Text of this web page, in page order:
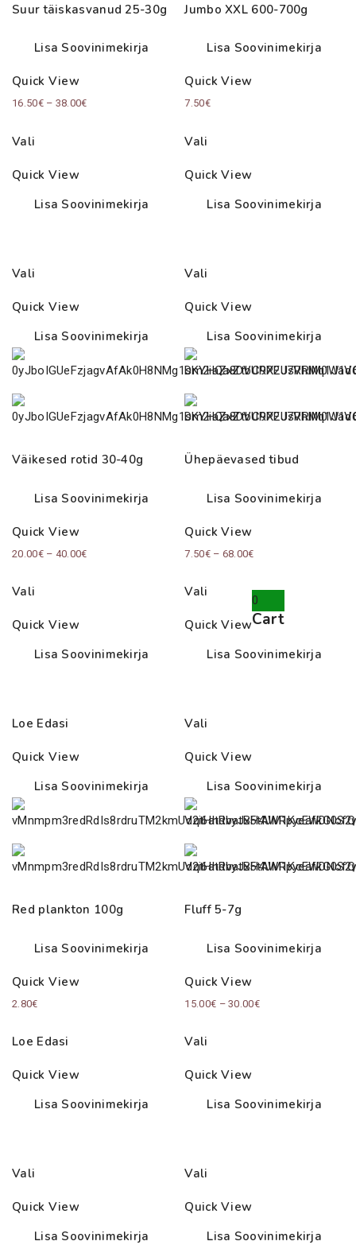
0
Cart
Suur täiskasvanud 25-30g
Lisa Soovinimekirja
Quick View
16.50€ – 38.00€Price
Vali
Quick View
Lisa Soovinimekirja
Jumbo XXL 600-700g
Lisa Soovinimekirja
Quick View
7.50€
Vali
Quick View
Lisa Soovinimekirja
Vali
Quick View
Lisa Soovinimekirja
Väikesed rotid 30-40g
Lisa Soovinimekirja
Quick View
20.00€ – 40.00€Price
Vali
Quick View
Lisa Soovinimekirja
Vali
Quick View
Lisa Soovinimekirja
Ühepäevased tibud
Lisa Soovinimekirja
Quick View
7.50€ – 68.00€Price
7.50€
through
Vali
Quick View
Lisa Soovinimekirja
Loe Edasi
Quick View
Lisa Soovinimekirja
Red plankton 100g
Lisa Soovinimekirja
Quick View
2.80€
Loe Edasi
Quick View
Lisa Soovinimekirja
Vali
Quick View
Lisa Soovinimekirja
Fluff 5-7g
Lisa Soovinimekirja
Quick View
15.00€ – 30.00€Price
Vali
Quick View
Lisa Soovinimekirja
Vali
Quick View
Lisa Soovinimekirja
Vali
Quick View
Lisa Soovinimekirja